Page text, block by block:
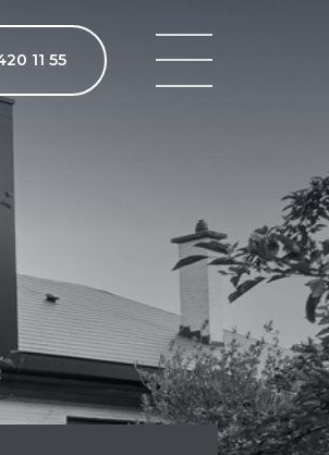
11 55
à